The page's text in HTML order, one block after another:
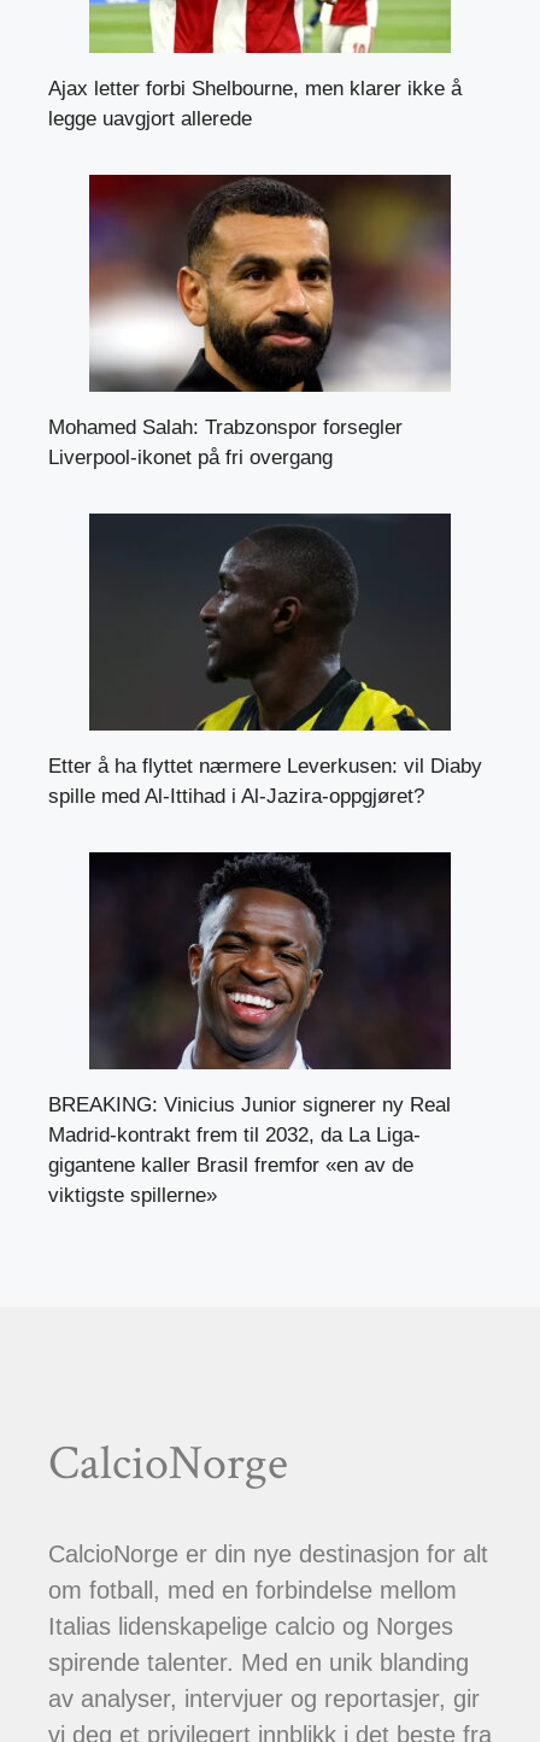
Ajax letter forbi Shelbourne, men klarer ikke å
legge uavgjort allerede
Mohamed Salah: Trabzonspor forsegler
Liverpool-ikonet på fri overgang
Etter å ha flyttet nærmere Leverkusen: vil Diaby
spille med Al-Ittihad i Al-Jazira-oppgjøret?
BREAKING: Vinicius Junior signerer ny Real
Madrid-kontrakt frem til 2032, da La Liga-
gigantene kaller Brasil fremfor «en av de
viktigste spillerne»
CalcioNorge
CalcioNorge er din nye destinasjon for alt
om fotball, med en forbindelse mellom
Italias lidenskapelige calcio og Norges
spirende talenter. Med en unik blanding
av analyser, intervjuer og reportasjer, gir
vi deg et privilegert innblikk i det beste fra